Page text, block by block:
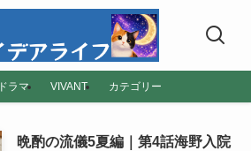
ドラマ VIVANT カテゴリー
晩酌の流儀5夏編｜第4話海野入院